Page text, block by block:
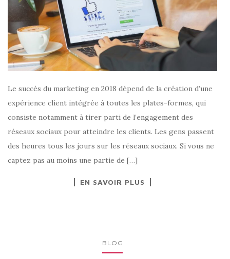
Le succès du marketing en 2018 dépend de la création d’une
expérience client intégrée à toutes les plates-formes, qui
consiste notamment à tirer parti de l’engagement des
réseaux sociaux pour atteindre les clients. Les gens passent
des heures tous les jours sur les réseaux sociaux. Si vous ne
captez pas au moins une partie de […]
EN SAVOIR PLUS
BLOG